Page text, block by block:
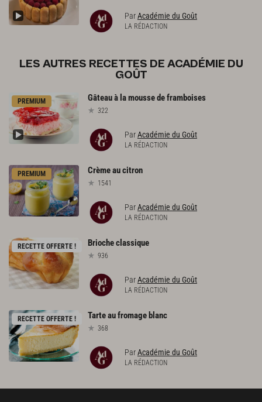
ParAcadémie du Goût
LA RÉDACTION
LES AUTRES RECETTES DE ACADÉMIE DU
GOÛT
PREMIUM Gâteauà lamoussedeframboises
322
ParAcadémie du Goût
LA RÉDACTION
PREMIUM Crèmeaucitron
1541
ParAcadémie du Goût
LA RÉDACTION
RECETTE OFFERTE ! Briocheclassique
936
ParAcadémie du Goût
LA RÉDACTION
RECETTE OFFERTE ! Tarteaufromage blanc
368
ParAcadémie du Goût
LA RÉDACTION